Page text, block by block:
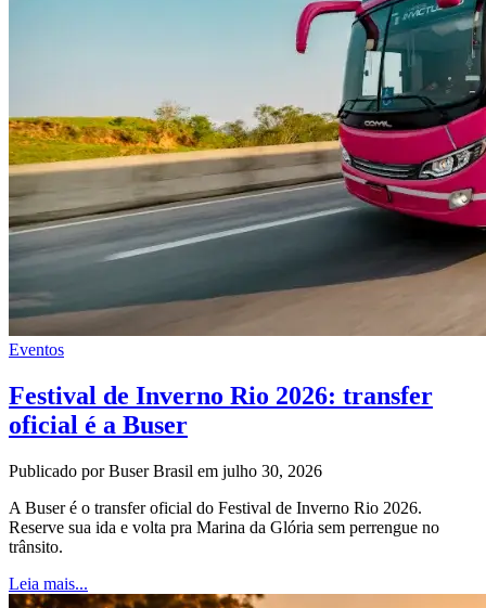
Eventos
Festival de Inverno Rio 2026: transfer
oficial é a Buser
Publicado por Buser Brasil em julho 30, 2026
A Buser é o transfer oficial do Festival de Inverno Rio 2026.
Reserve sua ida e volta pra Marina da Glória sem perrengue no
trânsito.
Leia mais...